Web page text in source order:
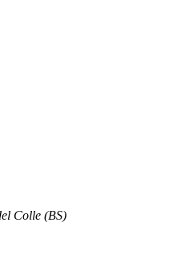
Colle (BS)